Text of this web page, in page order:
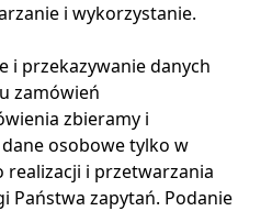
i wykorzystanie.
i przekazywanie danych
zamówień
zbieramy i
osobowe tylko w
realizacji i przetwarzania
Państwa zapytań. Podanie